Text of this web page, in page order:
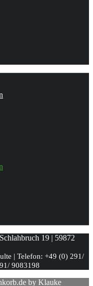
19 | 59872
| Telefon: +49 (0) 291/
9083198
by Klauke